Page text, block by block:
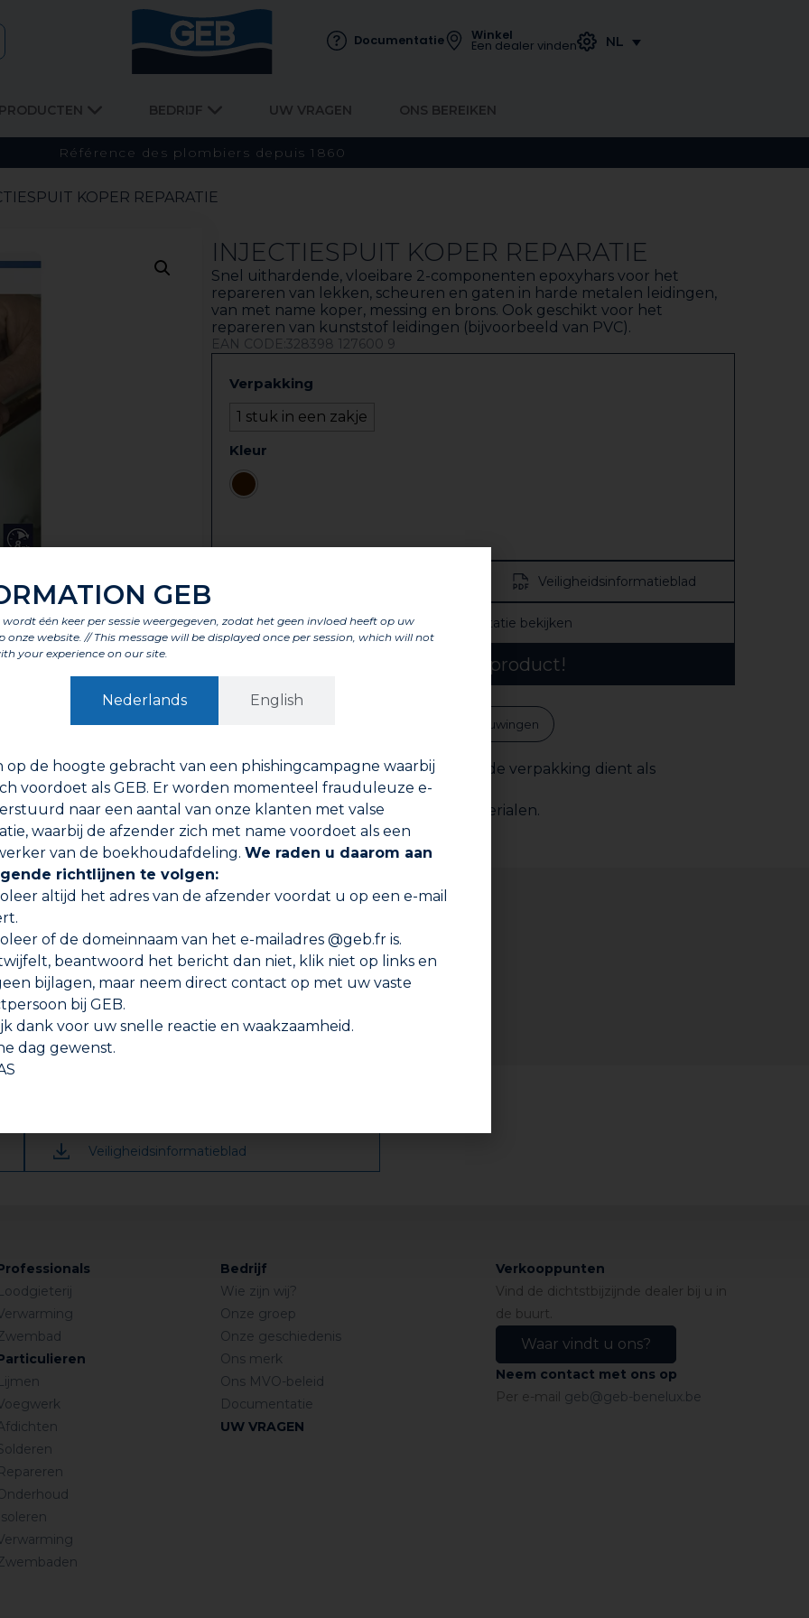
Documentatie Winkel
Een dealer vinden NL
PRODUCTEN BEDRIJF UW VRAGEN ONS BEREIKEN
Référence des plombiers depuis 1860
KOPER REPARATIE
INJECTIESPUIT KOPER REPARATIE
Snel uithardende, vloeibare 2-componenten epoxyhars voor het
repareren van lekken, scheuren en gaten in harde metalen leidingen,
van met name koper, messing en brons. Ook geschikt voor het
repareren van kunststof leidingen (bijvoorbeeld van PVC).
EAN CODE:328398 127600 9
Verpakking
1 stuk in een zakje
Kleur
Veiligheidsinformatieblad
Alle documentatie bekijken
Ontdek ons product!
Kenmerken Onderdelen Waarschuwingen
dosering, spatel voor mengen en opbrengen meegeleverd, de verpakking dient als
van gebroken voorwerpen en het lijmen van verschillende materialen.
het water af om een zo droog mogelijk oppervlak te hebben.
middel (alcohol, aceton).
cutter.
mengsel. U kunt het plastic bakje van de verpakking als mengbakje gebruiken.
spatel tot een homogeen mengsel (ongeveer 1 minuut).
aan. Voor het repareren van een leiding brengt u het product in een laag van ongeveer 2 mm aan,
gedeelte. Om te lijmen brengt u het product aan op een van de te lijmen oppervlakken en brengt u
door ze na uitharding af te krabben.
te reinigen met een oplosmiddel (alcohol of aceton, afhankelijk van het oppervlak).
verwijderd worden.
Veiligheidsinformatieblad
Bedrijf
Wie zijn wij?
Onze groep
Onze geschiedenis
Ons merk
Ons MVO-beleid
Documentatie
UW VRAGEN
Verkooppunten
Vind de dichtstbijzijnde dealer bij u in
de buurt.
Waar vindt u ons?
Neem contact met ons op
Per e-mail geb@geb-benelux.be
GEB
één keer per sessie weergegeven, zodat het geen invloed heeft op uw
onze website. // This message will be displayed once per session, which will not
your experience on our site.
Nederlands English
op de hoogte gebracht van een phishingcampagne waarbij
voordoet als GEB. Er worden momenteel frauduleuze e-
naar een aantal van onze klanten met valse
waarbij de afzender zich met name voordoet als een
van de boekhoudafdeling. We raden u daarom aan
richtlijnen te volgen:
altijd het adres van de afzender voordat u op een e-mail
of de domeinnaam van het e-mailadres @geb.fr is.
twijfelt, beantwoord het bericht dan niet, klik niet op links en
bijlagen, maar neem direct contact op met uw vaste
bij GEB.
dank voor uw snelle reactie en waakzaamheid.
dag gewenst.